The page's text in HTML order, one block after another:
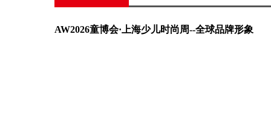
AW2026童博会·上海少儿时尚周--全球品牌形象